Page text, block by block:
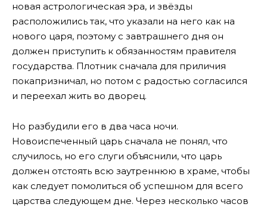
новая астрологическая эра, и звёзды
расположились так, что указали на него как на
нового царя, поэтому с завтрашнего дня он
должен приступить к обязанностям правителя
государства. Плотник сначала для приличия
покапризничал, но потом с радостью согласился
и переехал жить во дворец.
Но разбудили его в два часа ночи.
Новоиспеченный царь сначала не понял, что
случилось, но его слуги объяснили, что царь
должен отстоять всю заутреннюю в храме, чтобы
как следует помолиться об успешном для всего
царства следующем дне. Через несколько часов